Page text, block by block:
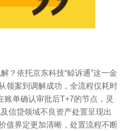
？依托京东科技“鲸诉通”这一金
领案到调解成功，全流程仅耗时
账单确认审批后T+7的节点，灵
贷领域不良资产处置呈现出
值界定更加清晰，处置流程不断